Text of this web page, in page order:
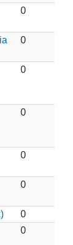
0
0
0
0
0
0
0
0